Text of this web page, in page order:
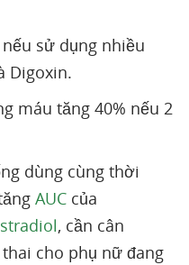
sử dụng nhiều
Digoxin.
máu tăng 40% nếu 2
dùng cùng thời
AUC của
, cần cân
cho phụ nữ đang